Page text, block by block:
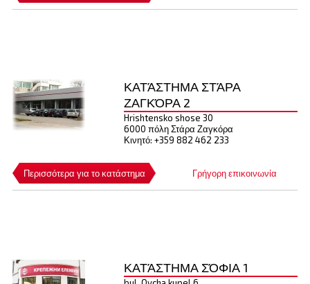
Περισσότερα για το κατάστημα Γρήγορη επικοινωνία
ΚΑΤΆΣΤΗΜΑ ΣΤΆΡΑ
ΖΑΓΚΌΡΑ 2
Hrishtensko shose 30
6000 πόλη Στάρα Ζαγκόρα
Κινητό: +359 882 462 233
ΚΑΤΆΣΤΗΜΑ ΣΌΦΙΑ 1